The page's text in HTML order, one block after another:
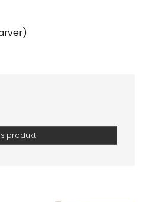
produkt